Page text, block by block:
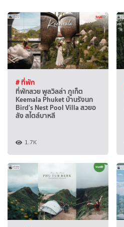
# ที่พัก
ที่พักสวย พูลวิลล่า ภูเก็ต
Keemala Phuket บ้านรังนก
Bird's Nest Pool Villa สวยอ
ลัง สไตล์บาหลี
1.7K